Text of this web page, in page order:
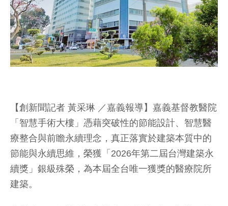
【創新聞記者 黃采琳 ／嘉義報導】嘉義基督教醫院
「智慧手術大樓」憑藉突破性的節能設計、智慧醫
療整合與前瞻永續理念，真正落實於建築本質中的
節能與永續思維，榮獲「2026年第二屆台灣建築永
續獎」銀級殊榮，為本屆全台唯一獲獎的醫療院所
建築。